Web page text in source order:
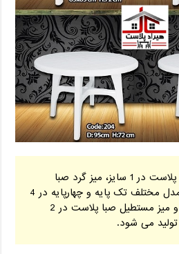
میز مربع صبا پلاست در 1 سایز، میز گرد صبا
پلاست در 2 مدل مختلف تک پایه و چهارپایه در 4
سایز مختلف و میز مستطیل صبا پلاست در 2
می شود.